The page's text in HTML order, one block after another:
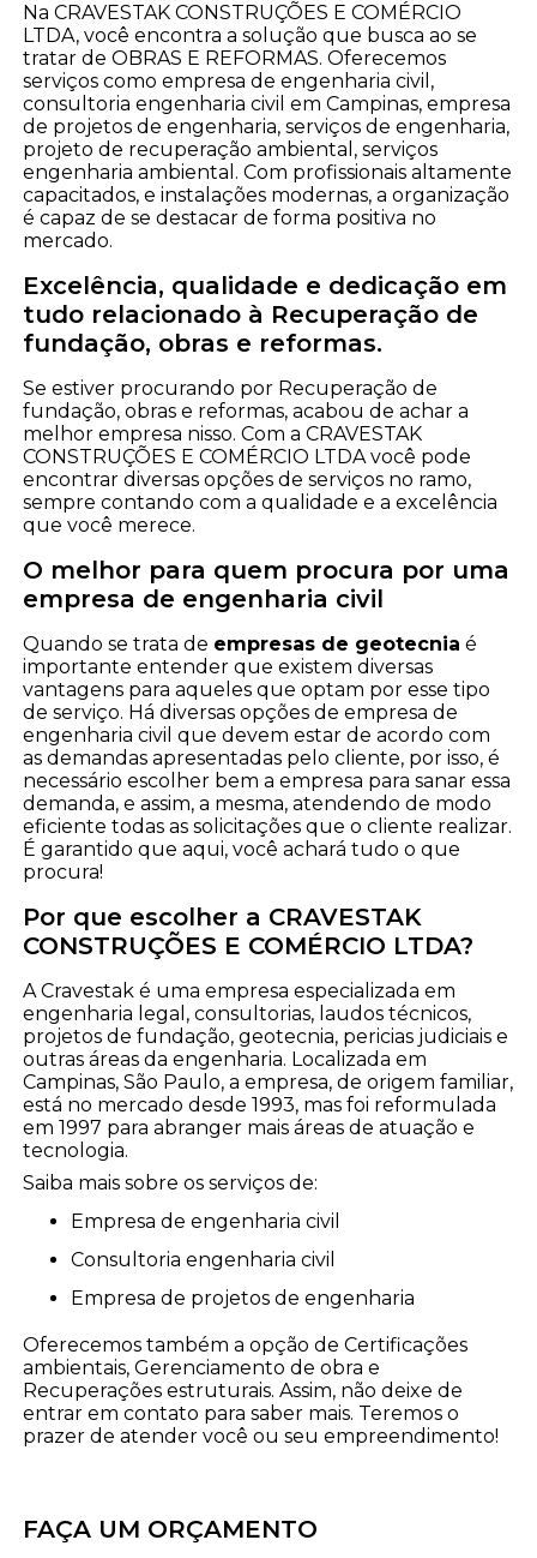
Na CRAVESTAK CONSTRUÇÕES E COMÉRCIO
LTDA, você encontra a solução que busca ao se
tratar de OBRAS E REFORMAS. Oferecemos
serviços como empresa de engenharia civil,
consultoria engenharia civil em Campinas, empresa
de projetos de engenharia, serviços de engenharia,
projeto de recuperação ambiental, serviços
engenharia ambiental. Com profissionais altamente
capacitados, e instalações modernas, a organização
é capaz de se destacar de forma positiva no
mercado.
Excelência, qualidade e dedicação em
tudo relacionado à Recuperação de
fundação, obras e reformas.
Se estiver procurando por Recuperação de
fundação, obras e reformas, acabou de achar a
melhor empresa nisso. Com a CRAVESTAK
CONSTRUÇÕES E COMÉRCIO LTDA você pode
encontrar diversas opções de serviços no ramo,
sempre contando com a qualidade e a excelência
que você merece.
O melhor para quem procura por uma
empresa de engenharia civil
Quando se trata de empresas de geotecnia é
importante entender que existem diversas
vantagens para aqueles que optam por esse tipo
de serviço. Há diversas opções de empresa de
engenharia civil que devem estar de acordo com
as demandas apresentadas pelo cliente, por isso, é
necessário escolher bem a empresa para sanar essa
demanda, e assim, a mesma, atendendo de modo
eficiente todas as solicitações que o cliente realizar.
É garantido que aqui, você achará tudo o que
procura!
Por que escolher a CRAVESTAK
CONSTRUÇÕES E COMÉRCIO LTDA?
A Cravestak é uma empresa especializada em
engenharia legal, consultorias, laudos técnicos,
projetos de fundação, geotecnia, pericias judiciais e
outras áreas da engenharia. Localizada em
Campinas, São Paulo, a empresa, de origem familiar,
está no mercado desde 1993, mas foi reformulada
em 1997 para abranger mais áreas de atuação e
tecnologia.
Saiba mais sobre os serviços de:
empresa de engenharia civil
consultoria engenharia civil
empresa de projetos de engenharia
Oferecemos também a opção de Certificações
ambientais, Gerenciamento de obra e
Recuperações estruturais. Assim, não deixe de
entrar em contato para saber mais. Teremos o
prazer de atender você ou seu empreendimento!
FAÇA UM ORÇAMENTO